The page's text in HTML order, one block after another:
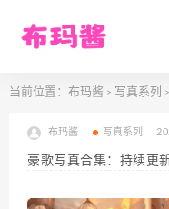
当前位置： 布玛酱 > 写真系列 >
布玛酱 写真系列
豪歌写真合集：持续更